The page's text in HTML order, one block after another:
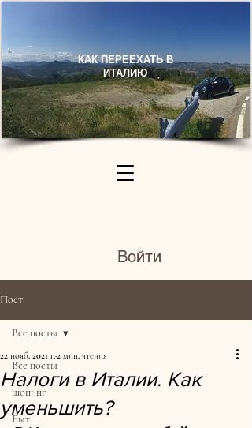
КАК ПЕРЕЕХАТЬ В
ИТАЛИЮ​
Войти
Пост
Все посты
шопинг
Быт
Все посты
Налоги в Италии. Как
уменьшить?
22 нояб. 2021 г.2 мин. чтения